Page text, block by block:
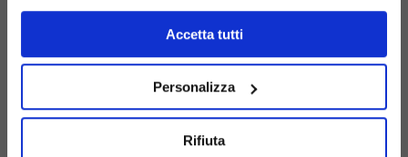
Accetta tutti
Personalizza
Rifiuta
Cestino
Lauretta la
Ranetta
G552